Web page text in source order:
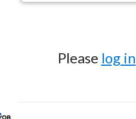
Please log in